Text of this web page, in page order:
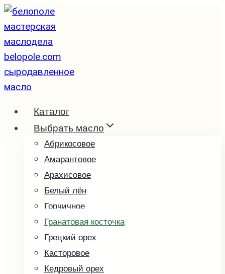
Перейти
к
содержимому
Каталог
Выбрать масло
Абрикосовое
Амарантовое
Арахисовое
Белый лён
Горчичное
Гранатовая косточка
Грецкий орех
Касторовое
Кедровый орех